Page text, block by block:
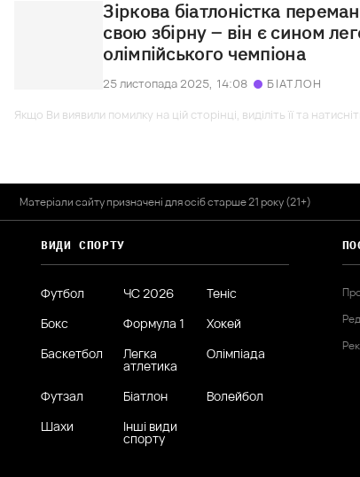
Зіркова біатлоністка
свою збірну – він є сином
олімпійського чемпіона
25 листопада 2025, 14:08
БІАТЛОН
Якщо Ви виявили помилку на цій сторінці, виділіть її та
Матеріали сайту призначені для осіб старше 21 року (21+)
ВИДИ СПОРТУ
Футбол ЧС 2026
Теніс
Бокс
Формула 1
Хокей
Баскетбол
Легка
атлетика
Олімпіада
Футзал Біатлон
Волейбол
Шахи
Інші види
спорту